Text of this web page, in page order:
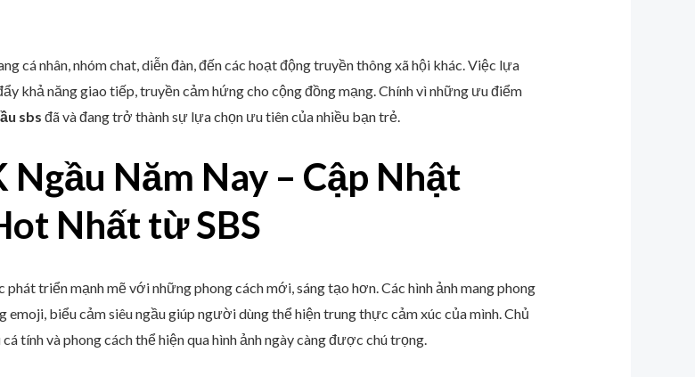
cá nhân, nhóm chat, diễn đàn, đến các hoạt động truyền thông xã hội khác. Việc lựa
khả năng giao tiếp, truyền cảm hứng cho cộng đồng mạng. Chính vì những ưu điểm
sbs đã và đang trở thành sự lựa chọn ưu tiên của nhiều bạn trẻ.
Năm Nay – Cập Nhật
Nhất từ SBS
triển mạnh mẽ với những phong cách mới, sáng tạo hơn. Các hình ảnh mang phong
biểu cảm siêu ngầu giúp người dùng thể hiện trung thực cảm xúc của mình. Chủ
tính và phong cách thể hiện qua hình ảnh ngày càng được chú trọng.